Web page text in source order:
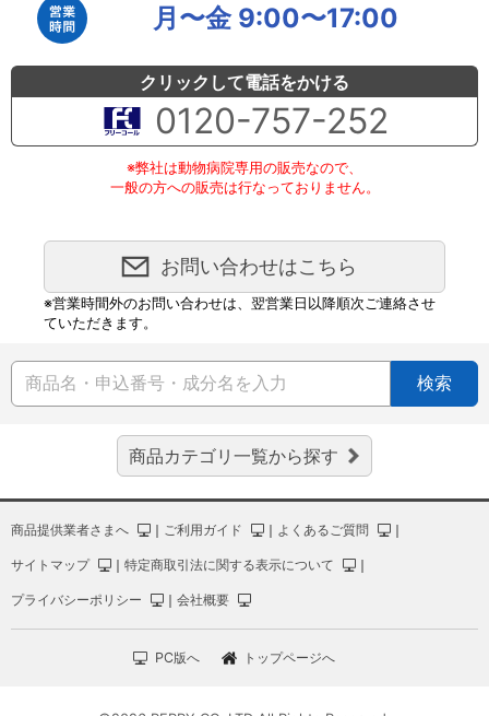
月〜金 9:00〜17:00
クリックして電話をかける
0120-757-252
※弊社は動物病院専用の販売なので、
一般の方への販売は行なっておりません。
お問い合わせはこちら
※営業時間外のお問い合わせは、翌営業日以降順次ご連絡させ
ていただきます。
検索
商品カテゴリ一覧から探す
商品提供業者さまへ ｜ ご利用ガイド ｜ よくあるご質問 ｜
サイトマップ ｜ 特定商取引法に関する表示について ｜
プライバシーポリシー ｜ 会社概要
PC版へ トップページへ